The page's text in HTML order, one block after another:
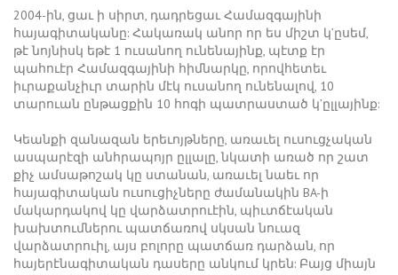
2004-ին, ցաւ ի սիրտ, դադրեցաւ Համազգայինի
հայագիտականը: Հակառակ անոր որ ես միշտ կ’ըսեմ,
թէ նոյնիսկ եթէ 1 ուսանող ունենայինք, պէտք էր
պահուէր Համազգայինի հիմնարկը, որովհետեւ
իւրաքանչիւր տարին մէկ ուսանող ունենալով, 10
տարուան ընթացքին 10 հոգի պատրաստած կ’ըլլայինք:
Կեանքի զանազան երեւոյթները, առաւել ուսուցչական
ասպարէզի անհրապոյր ըլլալը, նկատի առած որ շատ
քիչ ամսաթոշակ կը ստանան, առաւել նաեւ որ
հայագիտական ուսուցիչները ժամանակին BA-ի
մակարդակով կը վարձատրուէին, պիւտճէական
խախտումներու պատճառով սկսան նուազ
վարձատրուիլ, այս բոլորը պատճառ դարձան, որ
հայերէնագիտական դասերը անկում կրեն: Բայց միայն